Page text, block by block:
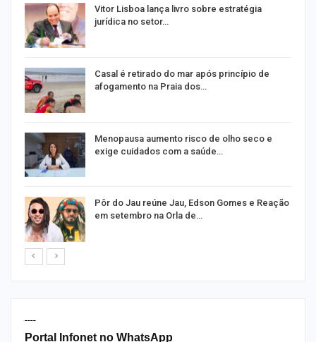
Vitor Lisboa lança livro sobre estratégia
jurídica no setor…
Casal é retirado do mar após princípio de
afogamento na Praia dos…
Menopausa aumento risco de olho seco e
exige cuidados com a saúde…
Pôr do Jau reúne Jau, Edson Gomes e Reação
em setembro na Orla de…
----
Portal Infonet no WhatsApp